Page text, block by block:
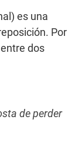
es una
Por
dos
de perder